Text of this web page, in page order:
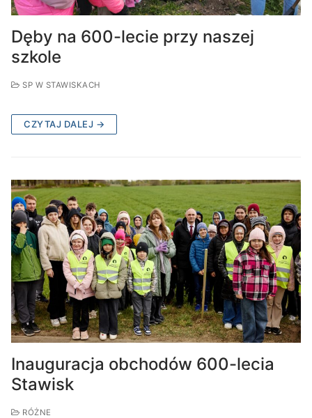
Dęby na 600-lecie przy naszej
szkole
SP W STAWISKACH
CZYTAJ DALEJ →
Inauguracja obchodów 600-lecia
Stawisk
RÓŻNE